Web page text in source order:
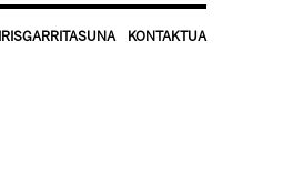
IRISGARRITASUNA KONTAKTUA